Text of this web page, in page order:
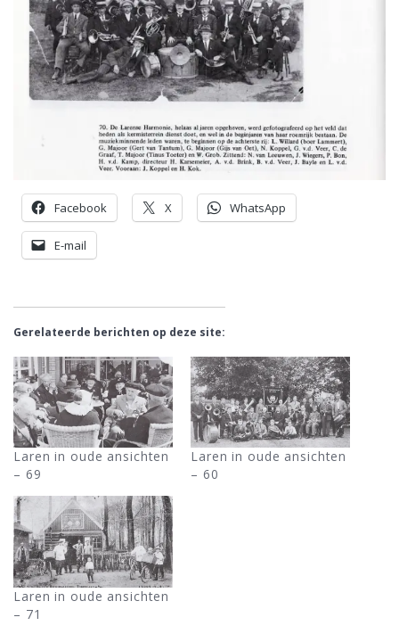
Facebook X WhatsApp
E-mail
Gerelateerde berichten op deze site:
Laren in oude ansichten
– 69
Laren in oude ansichten
– 60
Laren in oude ansichten
– 71